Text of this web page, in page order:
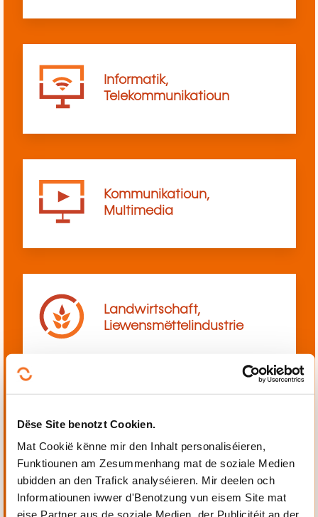
Dëse Site benotzt Cookien.
Mat Cookië kënne mir den Inhalt personaliséieren,
Funktiounen am Zesummenhang mat de soziale Medien
ubidden an den Trafick analyséieren. Mir deelen och
Informatiounen iwwer d'Benotzung vun eisem Site mat
eise Partner aus de soziale Medien, der Publicitéit an der
Informatik,
Telekommunikatioun
Kommunikatioun,
Multimedia
Landwirtschaft,
Liewensmëttelindustrie
Mechanik, Elektrotechnik,
Automatiséierung